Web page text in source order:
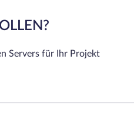
Servers für Ihr Projekt